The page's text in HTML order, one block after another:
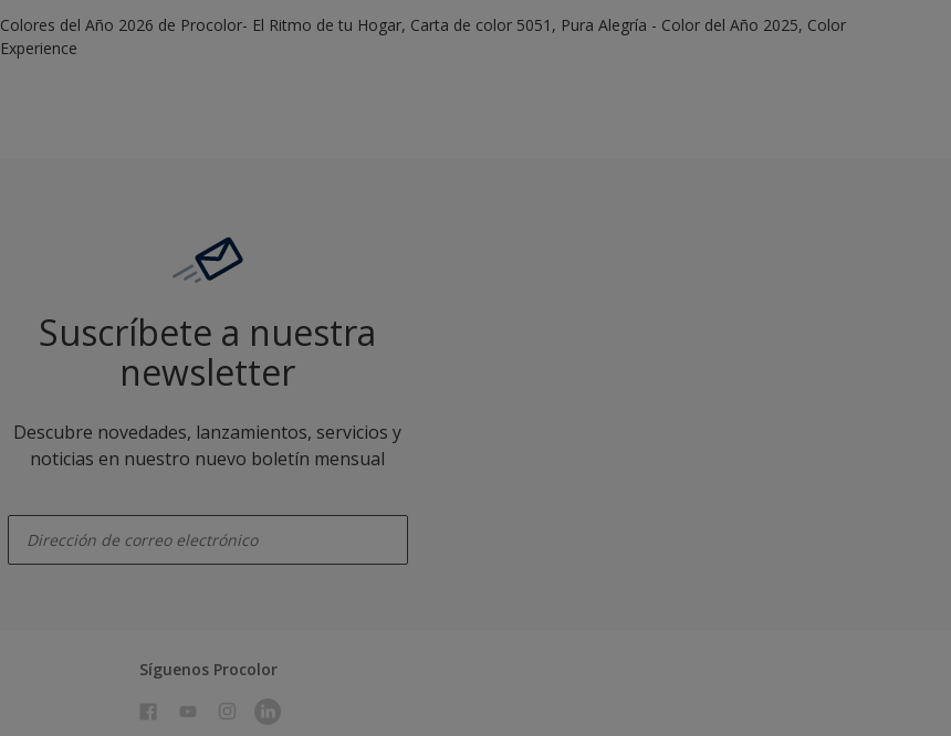
Colores del Año 2026 de Procolor- El Ritmo de tu Hogar, Carta de color 5051, Pura Alegría - Color del Año 2025, Color
Experience
Suscríbete a nuestra
newsletter
Descubre novedades, lanzamientos, servicios y
noticias en nuestro nuevo boletín mensual
Síguenos Procolor